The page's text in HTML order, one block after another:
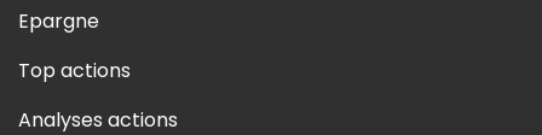
Epargne
Top actions
Analyses actions